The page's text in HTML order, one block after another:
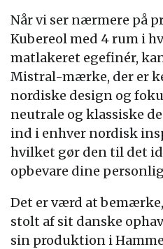
Når vi ser nærmere på
Kubereol med 4 rum i
matlakeret egefinér,
Mistral-mærke, der er
nordiske design og
neutrale og klassiske
ind i enhver nordisk
hvilket gør den til det
opbevare dine
Det er værd at
stolt af sit danske
sin produktion i